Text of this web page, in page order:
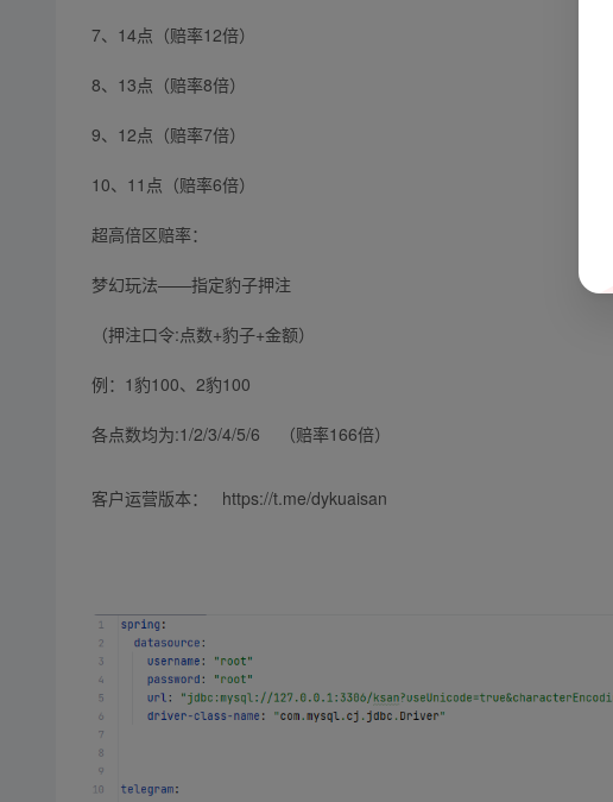
7、14点（赔率12倍）
8、13点（赔率8倍）
9、12点（赔率7倍）
10、11点（赔率6倍）
超高倍区赔率：
梦幻玩法——指定豹子押注
（押注口令:点数+豹子+金额）
例：1豹100、2豹100
各点数均为:1/2/3/4/5/6 （赔率166倍）
客户运营版本： https://t.me/dykuaisan